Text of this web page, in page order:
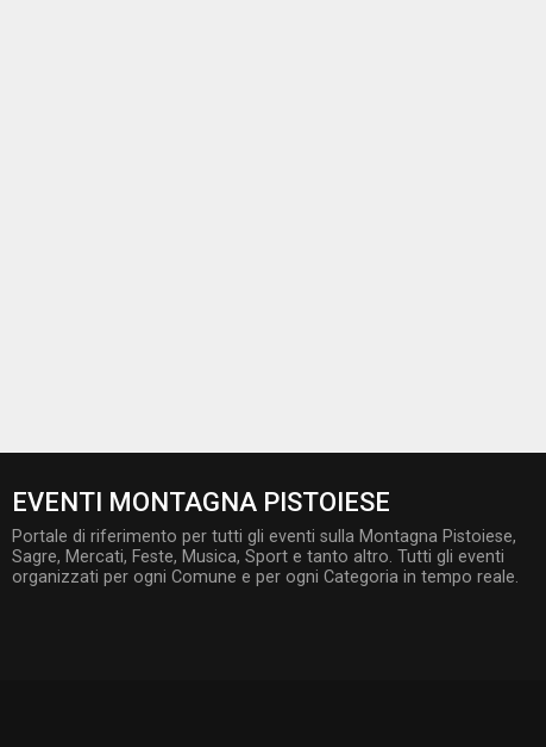
EVENTI MONTAGNA PISTOIESE
Portale di riferimento per tutti gli eventi sulla Montagna Pistoiese,
Sagre, Mercati, Feste, Musica, Sport e tanto altro. Tutti gli eventi
organizzati per ogni Comune e per ogni Categoria in tempo reale.